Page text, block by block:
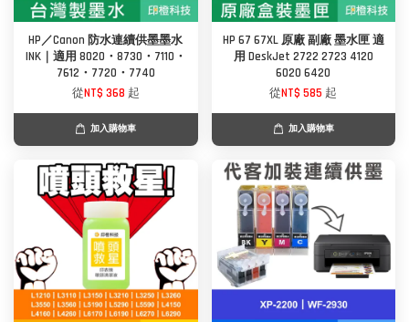
HP／Canon 防水連續供墨墨水
INK｜適用 8020・8730・7110・
7612・7720・7740
從NT$ 368 起
加入購物車
HP 67 67XL 原廠 副廠 墨水匣 適
用 DeskJet 2722 2723 4120
6020 6420
從NT$ 585 起
加入購物車